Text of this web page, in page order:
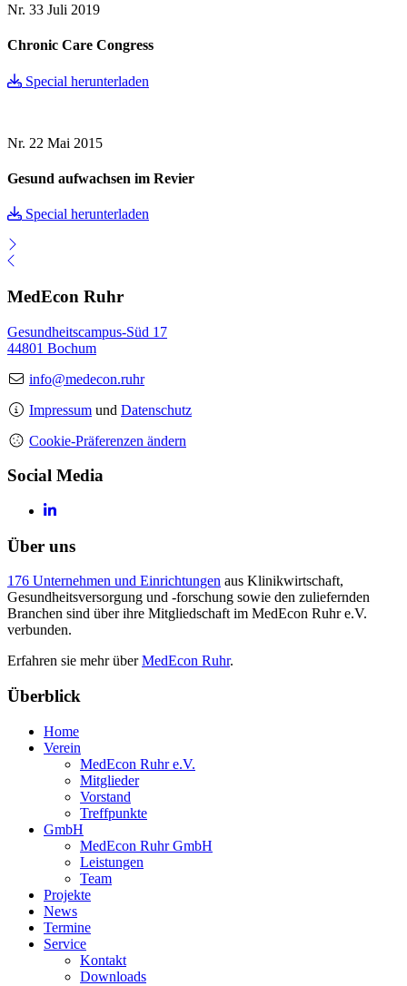
Nr. 33 Juli 2019
Chronic Care Congress
Special herunterladen
Nr. 22 Mai 2015
Gesund aufwachsen im Revier
Special herunterladen
MedEcon Ruhr
Gesundheitscampus-Süd 17
44801 Bochum
info@medecon.ruhr
Impressum und Datenschutz
Cookie-Präferenzen ändern
Social Media
Über uns
176 Unternehmen und Einrichtungen aus Klinikwirtschaft,
Gesundheitsversorgung und -forschung sowie den zuliefernden
Branchen sind über ihre Mitgliedschaft im MedEcon Ruhr e.V.
verbunden.
Erfahren sie mehr überMedEcon Ruhr.
Überblick
Home
Verein
MedEcon Ruhr e.V.
Mitglieder
Vorstand
Treffpunkte
GmbH
MedEcon Ruhr GmbH
Leistungen
Team
Projekte
News
Termine
Service
Kontakt
Downloads